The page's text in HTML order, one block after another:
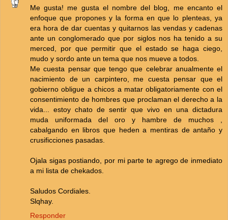
Me gusta! me gusta el nombre del blog, me encanto el
enfoque que propones y la forma en que lo plenteas, ya
era hora de dar cuentas y quitarnos las vendas y cadenas
ante un conglomerado que por siglos nos ha tenido a su
merced, por que permitir que el estado se haga ciego,
mudo y sordo ante un tema que nos mueve a todos.
Me cuesta pensar que tengo que celebrar anualmente el
nacimiento de un carpintero, me cuesta pensar que el
gobierno obligue a chicos a matar obligatoriamente con el
consentimiento de hombres que proclaman el derecho a la
vida... estoy chato de sentir que vivo en una dictadura
muda uniformada del oro y hambre de muchos ,
cabalgando en libros que heden a mentiras de antaño y
crusificciones pasadas.
Ojala sigas postiando, por mi parte te agrego de inmediato
a mi lista de chekados.
Saludos Cordiales.
Slqhay.
Responder